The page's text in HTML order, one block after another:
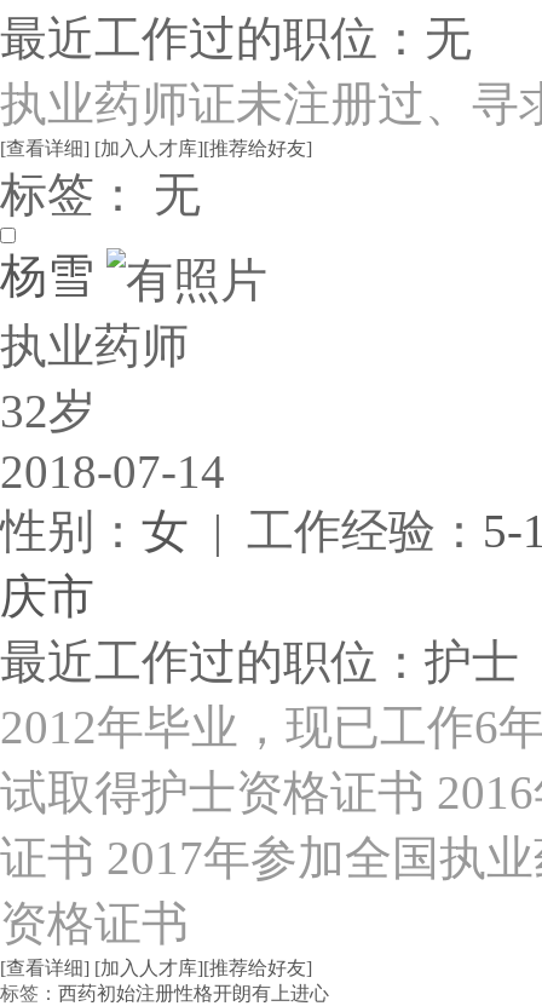
最近工作过的职位：无
执业药师证未注册过、寻
[查看详细] [加入人才库][推荐给好友]
标签： 无
杨雪
执业药师
32岁
2018-07-14
性别： 女 | 工作经验： 5-
庆市
最近工作过的职位：护士
2012年毕业，现已工作6
试取得护士资格证书
证书 2017年参加全国执
资格证书
[查看详细] [加入人才库][推荐给好友]
标签： 西药初始注册性格开朗有上进心